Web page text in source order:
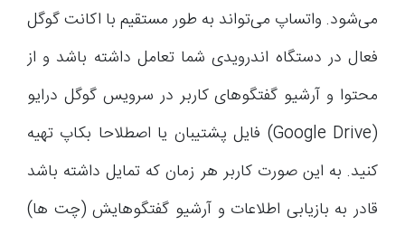
می‌شود. واتساپ می‌تواند به طور مستقیم با اکانت گوگل
فعال در دستگاه اندرویدی شما تعامل داشته باشد و از
محتوا و آرشیو گفتگوهای کاربر در سرویس گوگل درایو
(Google Drive) فایل پشتیبان یا اصطلاحا بکاپ تهیه
کنید. به این صورت کاربر هر زمان که تمایل داشته باشد
قادر به بازیابی اطلاعات و آرشیو گفتگوهایش (چت ها)